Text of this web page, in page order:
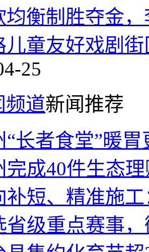
均衡制胜夺金
儿童友好戏剧
25
频道新闻推荐
“长者食堂”暖
完成40件生态
补短、精准施
省级重点赛事